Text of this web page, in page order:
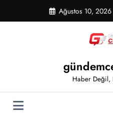
Ağustos 10, 2026
Haber Değil,